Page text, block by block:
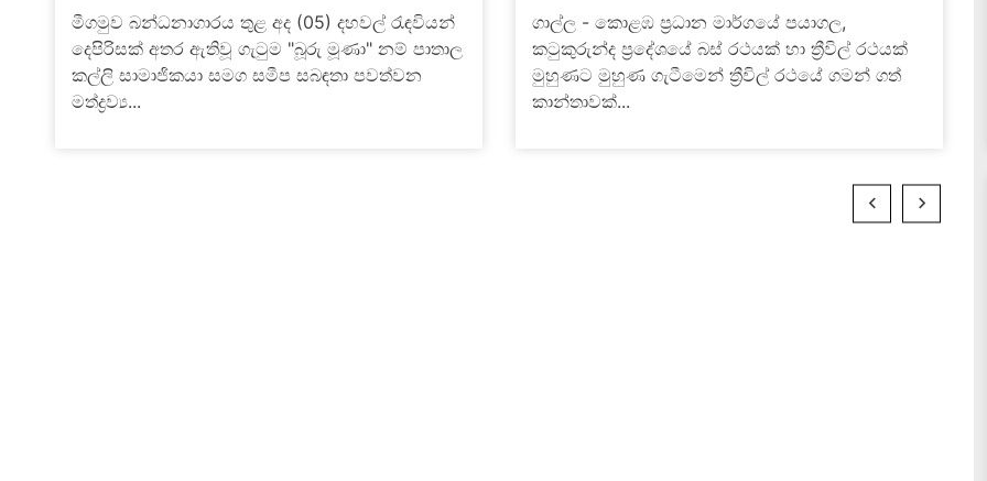
ගාල්ල - කොළඹ ප්‍රධාන මාර්ගයේ පයාගල,
කටුකුරුන්ද ප්‍රදේශයේ බස් රථයක් හා ත්‍රීවිල් රථයක්
මුහුණට මුහුණ ගැටීමෙන් ත්‍රීවිල් රථයේ ගමන් ගත්
කාන්තාවක්...
සාධාරණය ඉටුකර දීම සඳහා අගරදගුරු අති උතුම්
මැල්කම් කාදිනල් රංජිත් හිමිපාණන් ඇතුළු කතෝලික
සභාව...